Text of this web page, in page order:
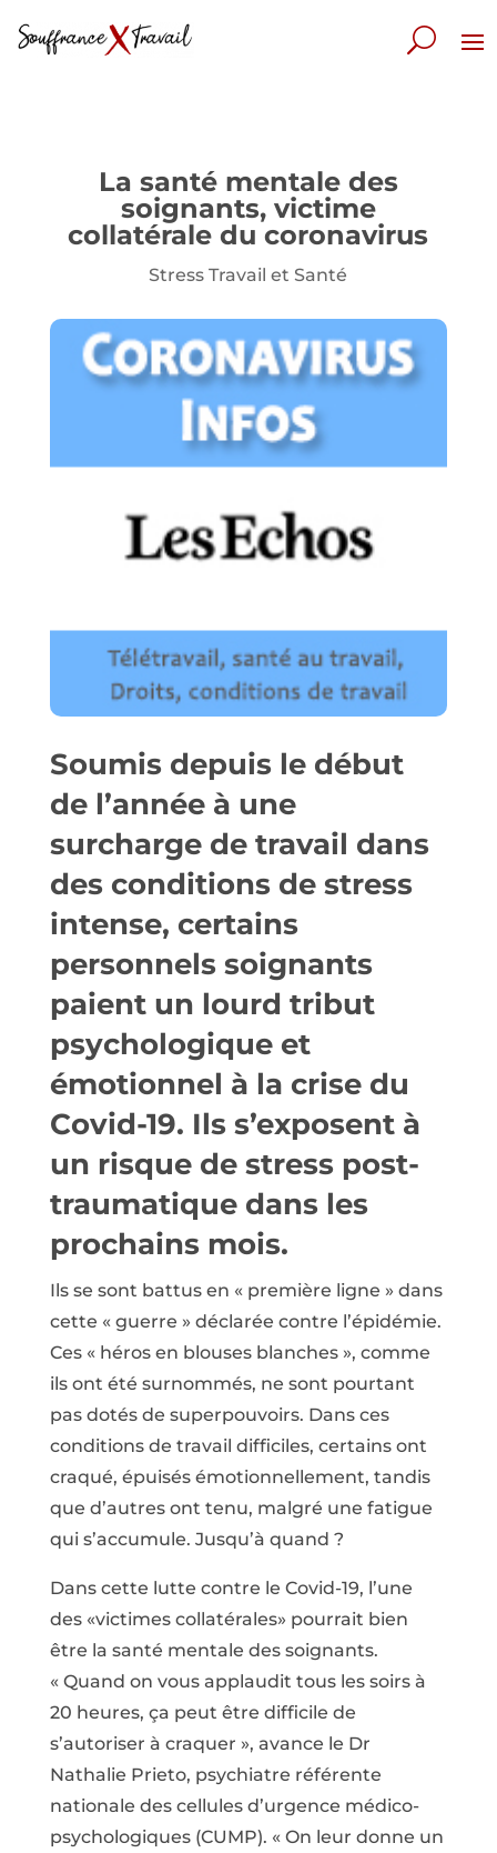
La santé mentale des
soignants, victime
collatérale du coronavirus
Stress Travail et Santé
Soumis depuis le début
de l’année à une
surcharge de travail dans
des conditions de stress
intense, certains
personnels soignants
paient un lourd tribut
psychologique et
émotionnel à la crise du
Covid-19. Ils s’exposent à
un risque de stress post-
traumatique dans les
prochains mois.
Ils se sont battus en « première ligne » dans
cette « guerre » déclarée contre l’épidémie.
Ces « héros en blouses blanches », comme
ils ont été surnommés, ne sont pourtant
pas dotés de superpouvoirs. Dans ces
conditions de travail difficiles, certains ont
craqué, épuisés émotionnellement, tandis
que d’autres ont tenu, malgré une fatigue
qui s’accumule. Jusqu’à quand ?
Dans cette lutte contre le Covid-19, l’une
des «victimes collatérales» pourrait bien
être la santé mentale des soignants.
« Quand on vous applaudit tous les soirs à
20 heures, ça peut être difficile de
s’autoriser à craquer », avance le Dr
Nathalie Prieto, psychiatre référente
nationale des cellules d’urgence médico-
psychologiques (CUMP). « On leur donne un